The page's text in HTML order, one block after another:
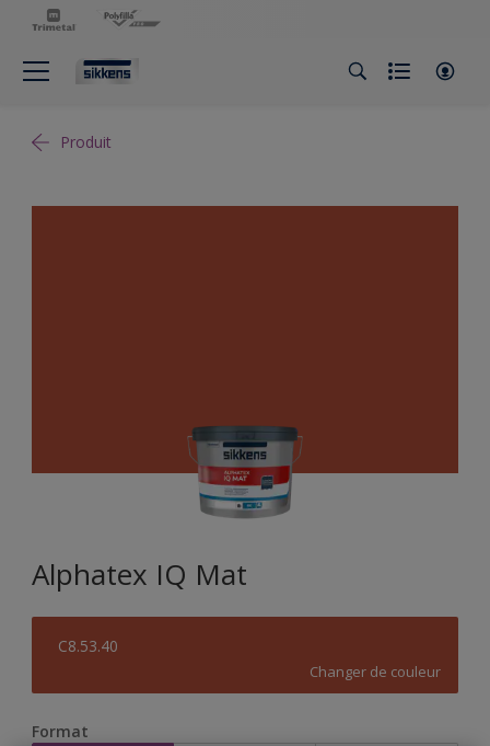
Produit
Alphatex IQ Mat
C8.53.40
Changer de couleur
Format